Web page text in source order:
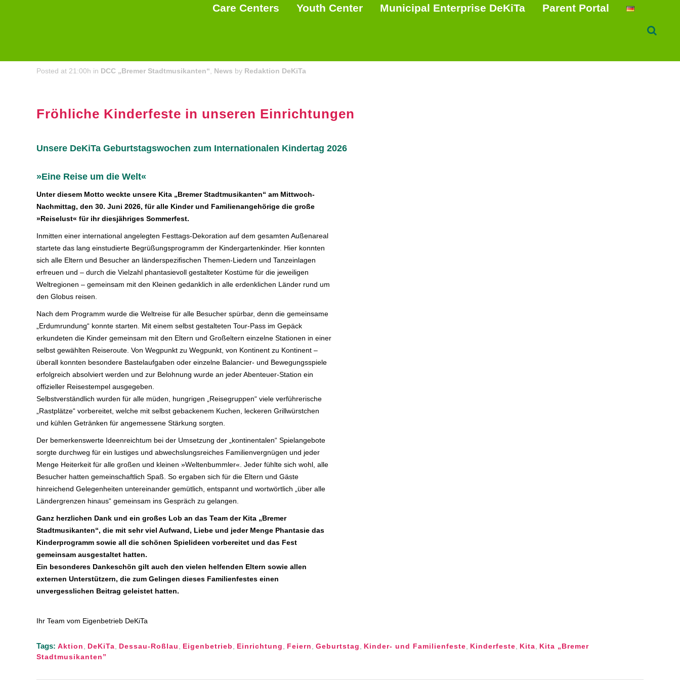
Care Centers Youth Center Municipal Enterprise DeKiTa Parent Portal
Posted at 21:00h in DCC „Bremer Stadtmusikanten“ News by Redaktion DeKiTa
Fröhliche Kinderfeste in unseren Einrichtungen
Unsere DeKiTa Geburtstagswochen zum Internationalen Kindertag 2026
»Eine Reise um die Welt«
Unter diesem Motto weckte unsere Kita „Bremer Stadtmusikanten“ am Mittwoch-
Nachmittag, den 30. Juni 2026, für alle Kinder und Familienangehörige die große
»Reiselust« für ihr diesjähriges Sommerfest.
Inmitten einer international angelegten Festtags-Dekoration auf dem gesamten Außenareal
startete das lang einstudierte Begrüßungsprogramm der Kindergartenkinder. Hier konnten
sich alle Eltern und Besucher an länderspezifischen Themen-Liedern und Tanzeinlagen
erfreuen und – durch die Vielzahl phantasievoll gestalteter Kostüme für die jeweiligen
Weltregionen – gemeinsam mit den Kleinen gedanklich in alle erdenklichen Länder rund um
den Globus reisen.
Nach dem Programm wurde die Weltreise für alle Besucher spürbar, denn die gemeinsame
„Erdumrundung“ konnte starten. Mit einem selbst gestalteten Tour-Pass im Gepäck
erkundeten die Kinder gemeinsam mit den Eltern und Großeltern einzelne Stationen in einer
selbst gewählten Reiseroute. Von Wegpunkt zu Wegpunkt, von Kontinent zu Kontinent –
überall konnten besondere Bastelaufgaben oder einzelne Balancier- und Bewegungsspiele
erfolgreich absolviert werden und zur Belohnung wurde an jeder Abenteuer-Station ein
offizieller Reisestempel ausgegeben.
Selbstverständlich wurden für alle müden, hungrigen „Reisegruppen“ viele verführerische
„Rastplätze“ vorbereitet, welche mit selbst gebackenem Kuchen, leckeren Grillwürstchen
und kühlen Getränken für angemessene Stärkung sorgten.
Der bemerkenswerte Ideenreichtum bei der Umsetzung der „kontinentalen“ Spielangebote
sorgte durchweg für ein lustiges und abwechslungsreiches Familienvergnügen und jeder
Menge Heiterkeit für alle großen und kleinen »Weltenbummler«. Jeder fühlte sich wohl, alle
Besucher hatten gemeinschaftlich Spaß. So ergaben sich für die Eltern und Gäste
hinreichend Gelegenheiten untereinander gemütlich, entspannt und wortwörtlich „über alle
Ländergrenzen hinaus“ gemeinsam ins Gespräch zu gelangen.
Ganz herzlichen Dank und ein großes Lob an das Team der Kita „Bremer
Stadtmusikanten“, die mit sehr viel Aufwand, Liebe und jeder Menge Phantasie das
Kinderprogramm sowie all die schönen Spielideen vorbereitet und das Fest
gemeinsam ausgestaltet hatten.
Ein besonderes Dankeschön gilt auch den vielen helfenden Eltern sowie allen
externen Unterstützern, die zum Gelingen dieses Familienfestes einen
unvergesslichen Beitrag geleistet hatten.
Ihr Team vom Eigenbetrieb DeKiTa
Tags: Aktion DeKiTa Dessau-Roßlau Eigenbetrieb Einrichtung Feiern Geburtstag Kinder- und Familienfeste Kinderfeste Kita
Kita „Bremer
Stadtmusikanten”